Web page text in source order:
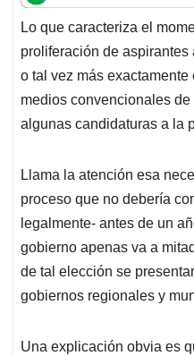
t
s
A
p
p
e
b
o
o
k
k
e
d
I
n
i
l
s
Lo que caracteriza el
proliferación de
o tal vez más
medios convencionales
algunas candidaturas a la
Llama la atención esa
proceso que no debería
legalmente- antes de un
gobierno apenas va a
de tal elección se
gobiernos regionales y
Una explicación obvia es